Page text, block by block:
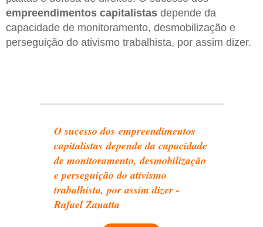
empreendimentos capitalistas depende da
capacidade de monitoramento, desmobilização e
perseguição do ativismo trabalhista, por assim dizer.
O sucesso dos empreendimentos
capitalistas depende da capacidade
de monitoramento, desmobilização
e perseguição do ativismo
trabalhista, por assim dizer -
Rafael Zanatta